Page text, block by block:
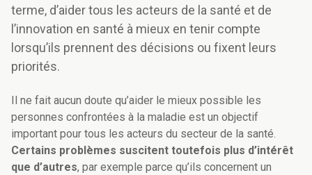
terme, d’aider tous les acteurs de la santé et de
l’innovation en santé à mieux en tenir compte
lorsqu’ils prennent des décisions ou fixent leurs
priorités.
Il ne fait aucun doute qu’aider le mieux possible les
personnes confrontées à la maladie est un objectif
important pour tous les acteurs du secteur de la santé.
Certains problèmes suscitent toutefois plus d’intérêt
que d’autres, par exemple parce qu’ils concernent un